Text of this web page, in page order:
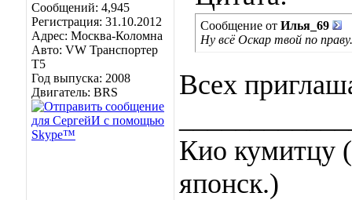
Сообщений: 4,945
Регистрация: 31.10.2012
Адрес: Москва-Коломна
Авто: VW Транспортер
Т5
Год выпуска: 2008
Двигатель: BRS
Сообщение от Илья_69
Ну всё Оскар твой по праву.
Всех
Кио кумитцу
японск.)